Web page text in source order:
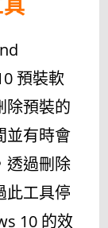
預裝軟
除預裝的
並有時會
透過刪除
此工具停
10 的效